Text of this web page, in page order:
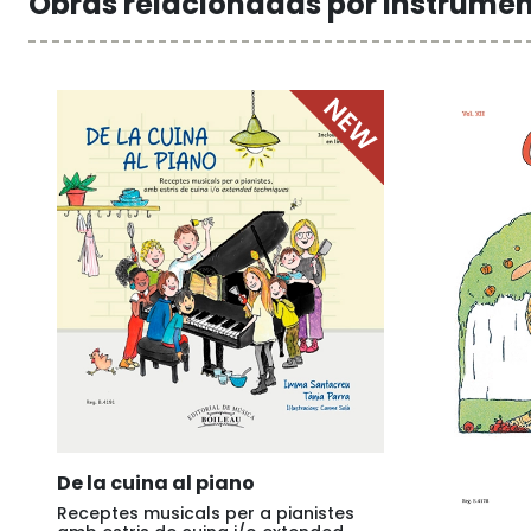
De la cuina al piano
Receptes musicals per a pianistes